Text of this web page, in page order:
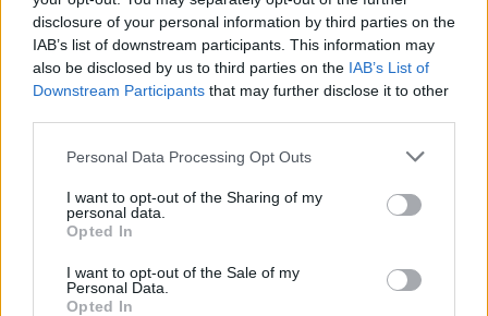
disclosure of your personal information by third parties on the
IAB’s list of downstream participants. This information may
also be disclosed by us to third parties on the IAB’s List of
Downstream Participants that may further disclose it to other
Please note that this website/app uses one or more Google
not limited to your visit or usage behaviour. You may click to
grant or deny consent to Google and its third-party tags to
use your data for below specified purposes in below Google
consent section.
Personal Data Processing Opt Outs
I want to opt-out of the Sharing of my
personal data.
Opted In
I want to opt-out of the Sale of my
Personal Data.
Opted In